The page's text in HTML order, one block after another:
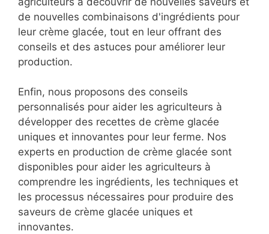
de nouvelles combinaisons d'ingrédients pour
leur crème glacée, tout en leur offrant des
conseils et des astuces pour améliorer leur
production.
Enfin, nous proposons des conseils
personnalisés pour aider les agriculteurs à
développer des recettes de crème glacée
uniques et innovantes pour leur ferme. Nos
experts en production de crème glacée sont
disponibles pour aider les agriculteurs à
comprendre les ingrédients, les techniques et
les processus nécessaires pour produire des
saveurs de crème glacée uniques et
innovantes.